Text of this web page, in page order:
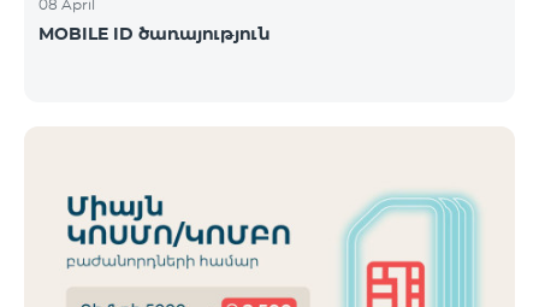
08 April
MOBILE ID ծառայություն